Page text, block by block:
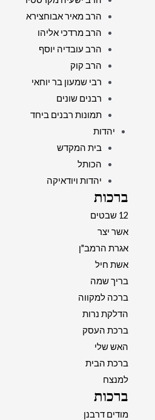
הרב מאיר אבוחצירא
הרב מרדכי אליהו
הרב עובדיה יוסף
הרב קוק
רבי שמעון בר יוחאי
רבנים שונים
תמונות רבנים ביחד
יהדות
בית המקדש
הכותל
יהדות ויודאיקה
ברכות
12 שבטים
אשר יצר
אגרת הרמב"ן
אשת חיל
בריך שמה
ברכה למקווה
הדלקת נרות
ברכת העסק
האש שלי
ברכת הבית
למנצח
ברכות
מודים דרבנן